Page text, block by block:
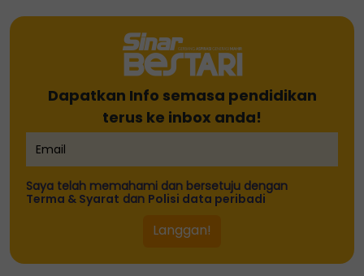
Dapatkan Info semasa pendidikan
terus ke inbox anda!
Saya telah memahami dan bersetuju dengan
Terma & Syarat dan Polisi data peribadi